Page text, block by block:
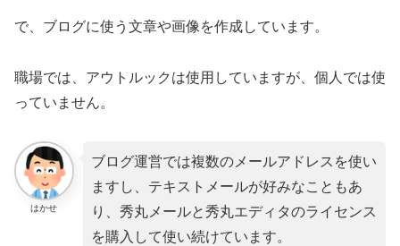
で、ブログに使う文章や画像を作成しています。
職場では、アウトルックは使用していますが、個人では使
っていません。
はかせ
ブログ運営では複数のメールアドレスを使い
ますし、テキストメールが好みなこともあ
り、秀丸メールと秀丸エディタのライセンス
を購入して使い続けています。